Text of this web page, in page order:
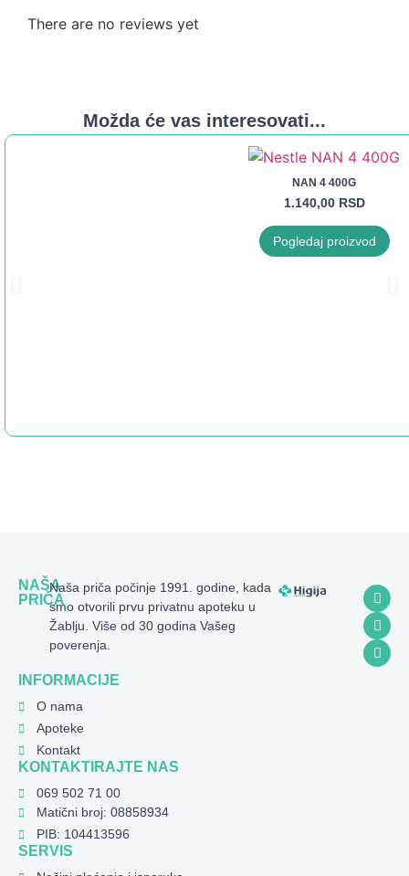
There are no reviews yet
Možda će vas interesovati...
NAN 4 400G
1.140,00 RSD
Pogledaj proizvod
NAŠA
PRIČA
Naša priča počinje 1991. godine, kada
smo otvorili prvu privatnu apoteku u
Žablju. Više od 30 godina Vašeg
poverenja.
INFORMACIJE
O nama
Apoteke
Kontakt
KONTAKTIRAJTE NAS
069 502 71 00
Matični broj: 08858934
PIB: 104413596
SERVIS